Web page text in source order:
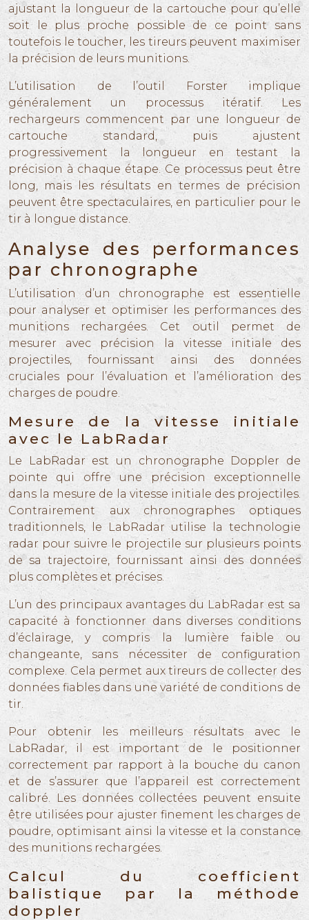
ajustant la longueur de la cartouche pour qu’elle
soit le plus proche possible de ce point sans
toutefois le toucher, les tireurs peuvent maximiser
la précision de leurs munitions.
L’utilisation de l’outil Forster implique
généralement un processus itératif. Les
rechargeurs commencent par une longueur de
cartouche standard, puis ajustent
progressivement la longueur en testant la
précision à chaque étape. Ce processus peut être
long, mais les résultats en termes de précision
peuvent être spectaculaires, en particulier pour le
tir à longue distance.
Analyse des performances
par chronographe
L’utilisation d’un chronographe est essentielle
pour analyser et optimiser les performances des
munitions rechargées. Cet outil permet de
mesurer avec précision la vitesse initiale des
projectiles, fournissant ainsi des données
cruciales pour l’évaluation et l’amélioration des
charges de poudre.
Mesure de la vitesse initiale
avec le LabRadar
Le LabRadar est un chronographe Doppler de
pointe qui offre une précision exceptionnelle
dans la mesure de la vitesse initiale des projectiles.
Contrairement aux chronographes optiques
traditionnels, le LabRadar utilise la technologie
radar pour suivre le projectile sur plusieurs points
de sa trajectoire, fournissant ainsi des données
plus complètes et précises.
L’un des principaux avantages du LabRadar est sa
capacité à fonctionner dans diverses conditions
d’éclairage, y compris la lumière faible ou
changeante, sans nécessiter de configuration
complexe. Cela permet aux tireurs de collecter des
données fiables dans une variété de conditions de
tir.
Pour obtenir les meilleurs résultats avec le
LabRadar, il est important de le positionner
correctement par rapport à la bouche du canon
et de s’assurer que l’appareil est correctement
calibré. Les données collectées peuvent ensuite
être utilisées pour ajuster finement les charges de
poudre, optimisant ainsi la vitesse et la constance
des munitions rechargées.
Calcul du coefficient
balistique par la méthode
doppler